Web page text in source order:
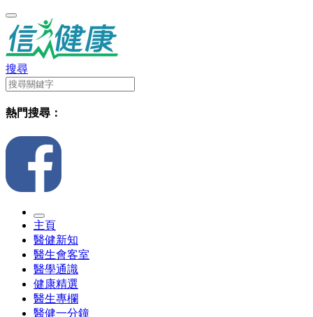
搜尋
熱門搜尋：
主頁
醫健新知
醫生會客室
醫學通識
健康精選
醫生專欄
醫健一分鐘